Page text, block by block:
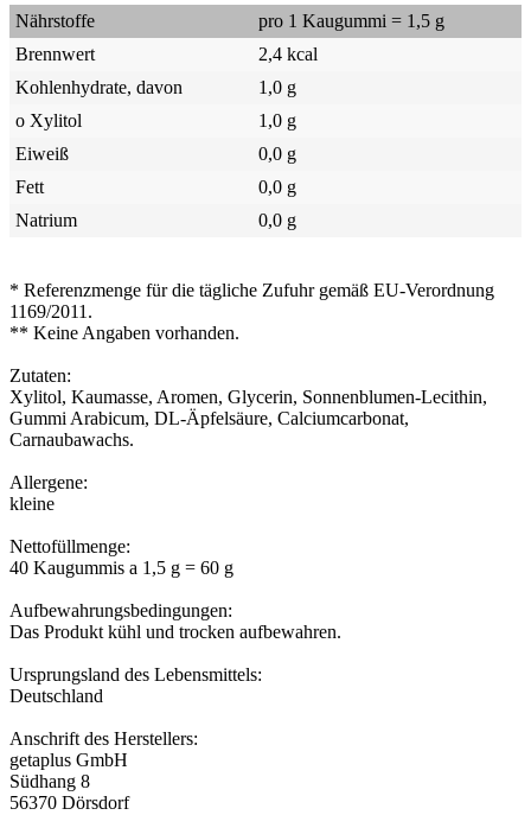
Nährstoffe
pro 1 Kaugummi = 1,5 g
Brennwert
2,4 kcal
Kohlenhydrate, davon
1,0 g
o Xylitol
1,0 g
Eiweiß
0,0 g
Fett
0,0 g
Natrium
0,0 g
* Referenzmenge für die tägliche Zufuhr gemäß EU-Verordnung
1169/2011.
** Keine Angaben vorhanden.
Zutaten:
Xylitol, Kaumasse, Aromen, Glycerin, Sonnenblumen-Lecithin,
Gummi Arabicum, DL-Äpfelsäure, Calciumcarbonat,
Carnaubawachs.
Allergene:
kleine
Nettofüllmenge:
40 Kaugummis a 1,5 g = 60 g
Aufbewahrungsbedingungen:
Das Produkt kühl und trocken aufbewahren.
Ursprungsland des Lebensmittels:
Deutschland
Anschrift des Herstellers:
getaplus GmbH
Südhang 8
56370 Dörsdorf